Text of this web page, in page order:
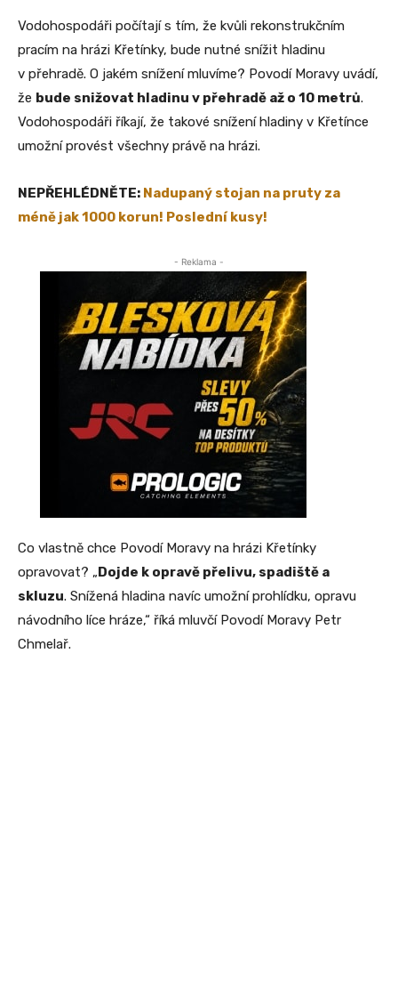
Vodohospodáři počítají s tím, že kvůli rekonstrukčním
pracím na hrázi Křetínky, bude nutné snížit hladinu
v přehradě. O jakém snížení mluvíme? Povodí Moravy uvádí,
že bude snižovat hladinu v přehradě až o 10 metrů.
Vodohospodáři říkají, že takové snížení hladiny v Křetínce
umožní provést všechny právě na hrázi.
NEPŘEHLÉDNĚTE: Nadupaný stojan na pruty za
méně jak 1000 korun! Poslední kusy!
- Reklama -
Co vlastně chce Povodí Moravy na hrázi Křetínky
opravovat? „Dojde k opravě přelivu, spadiště a
skluzu. Snížená hladina navíc umožní prohlídku, opravu
návodního líce hráze,“ říká mluvčí Povodí Moravy Petr
Chmelař.